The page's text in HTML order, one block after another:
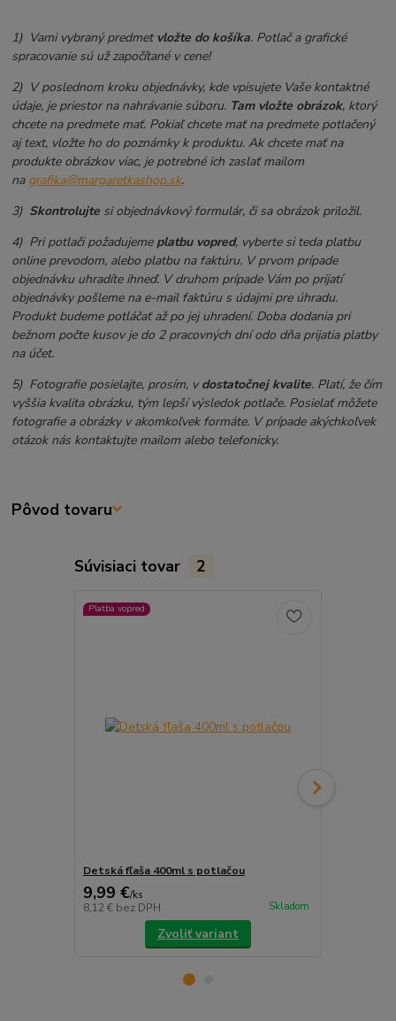
1) Vami vybraný predmet vložte do košíka. Potlač a grafické
spracovanie sú už započítané v cene!
2) V poslednom kroku objednávky, kde vpisujete Vaše kontaktné
údaje, je priestor na nahrávanie súboru. Tam vložte obrázok, ktorý
chcete na predmete mať. Pokiaľ chcete mať na predmete potlačený
aj text, vložte ho do poznámky k produktu. Ak chcete mať na
produkte obrázkov viac, je potrebné ich zaslať mailom
na grafika@margaretkashop.sk.
3) Skontrolujte si objednávkový formulár, či sa obrázok priložil.
4) Pri potlači požadujeme platbu vopred, vyberte si teda platbu
online prevodom, alebo platbu na faktúru. V prvom prípade
objednávku uhradíte ihneď. V druhom prípade Vám po prijatí
objednávky pošleme na e-mail faktúru s údajmi pre úhradu.
Produkt budeme potláčať až po jej uhradení. Doba dodania pri
bežnom počte kusov je do 2 pracovných dní odo dňa prijatia platby
na účet.
5) Fotografie posielajte, prosím, vdostatočnej kvalite. Platí, že čím
vyššia kvalita obrázku, tým lepší výsledok potlače. Posielať môžete
fotografie a obrázky v akomkoľvek formáte. V prípade akýchkoľvek
otázok nás kontaktujte mailom alebo telefonicky.
Pôvod tovaru
Súvisiaci tovar 2
Platba vopred
Detská fľaša 400ml s potlačou
9,99 €/ks
8,12 € bez DPH Skladom
Zvoliť variant